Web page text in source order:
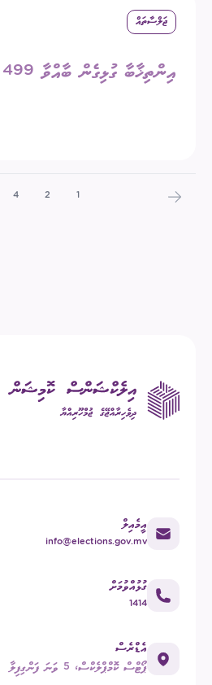
ޖަލްސާތައް
އިންތިޚާބާ ގުޅިގެން ބާއްވާ 499 ވަނަ ޚާއްޞަ ޖަލްސާ
1
2
4
އީމެއިލް
info@elections.gov.mv
ގުޅުއްވުމަށް
1414
އެޑްރެސް
ޕޯޓްސް ކޮމްޕްލެކްސް، 5 ވަނަ ފަންގިފިލާ